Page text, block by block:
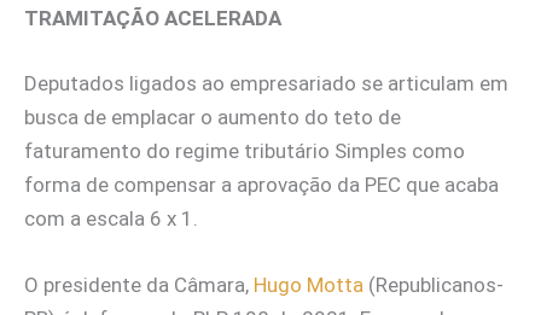
TRAMITAÇÃO ACELERADA
Deputados ligados ao empresariado se articulam em
busca de emplacar o aumento do teto de
faturamento do regime tributário Simples como
forma de compensar a aprovação da PEC que acaba
com a escala 6 x 1.
O presidente da Câmara, Hugo Motta (Republicanos-